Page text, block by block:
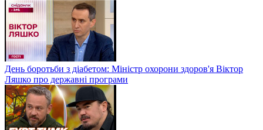
День боротьби з діабетом: Міністр охорони здоров'я Віктор
Ляшко про державні програми